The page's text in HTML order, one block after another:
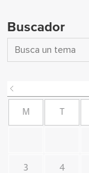
Buscador
M
3 4